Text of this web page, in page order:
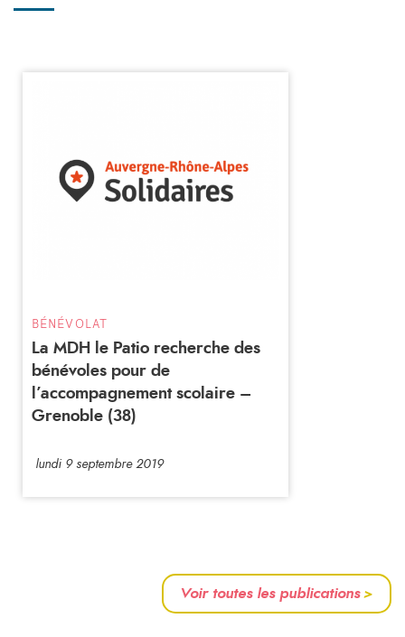
BÉNÉVOLAT
La MDH le Patio recherche des
bénévoles pour de
l’accompagnement scolaire –
Grenoble (38)
lundi 9 septembre 2019
Voir toutes les publications>